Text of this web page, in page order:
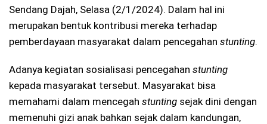
Sendang Dajah, Selasa (2/1/2024). Dalam hal ini
merupakan bentuk kontribusi mereka terhadap
pemberdayaan masyarakat dalam pencegahan stunting.
Adanya kegiatan sosialisasi pencegahan stunting
kepada masyarakat tersebut. Masyarakat bisa
memahami dalam mencegah stunting sejak dini dengan
memenuhi gizi anak bahkan sejak dalam kandungan,